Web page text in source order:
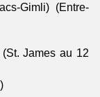
Gimli) (Entre-
James au 12